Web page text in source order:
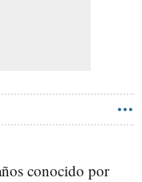
conocido por